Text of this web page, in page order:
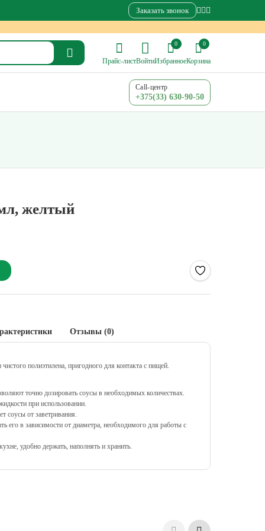
Заказать звонок
Прайс-листВойти
0
Избранное
0
Корзина
Call-центр
+375(33) 630-90-50
желтый
Отзывы (0)
полиэтилена, пригодного для контакта с пищей.
точно дозировать соусы в необходимых количествах.
при использовании.
соусы от заветривания.
его в зависимости от диаметра, необходимого для работы с
удобно держать, наполнять и хранить.